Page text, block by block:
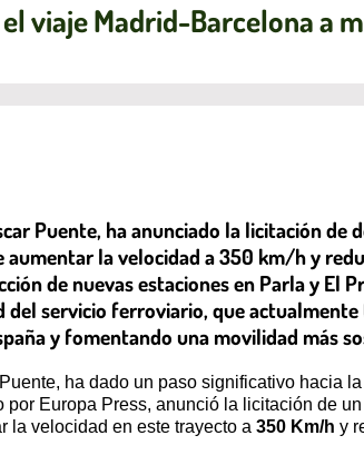
viaje Madrid-Barcelona a
Puente, ha anunciado la licitación
la velocidad a 350 km/h y
de nuevas estaciones en Parla y El
servicio ferroviario, que
y fomentando una movilidad más
ha dado un paso significativo hacia
Europa Press, anunció la licitación de
la velocidad en este trayecto a 350 Km/h y